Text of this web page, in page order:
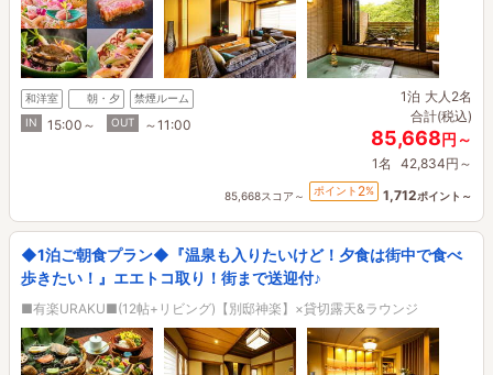
和洋室 朝・夕
禁煙ルーム
IN
15:00～ OUT ～11:00
1泊 大人2名
合計(税込)
85,668円～
1名 42,834円～
85,668スコア～ ポイント 2% 1,712ポイント～
◆1泊ご朝食プラン◆『温泉も入りたいけど！夕食は街中で食べ
歩きたい！』エエトコ取り！街まで送迎付♪
■有楽URAKU■(12帖+リビング)【別邸神楽】×貸切露天&ラウンジ